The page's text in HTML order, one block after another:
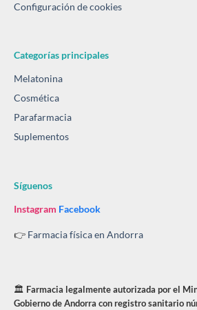
Configuración de cookies
Categorías principales
Melatonina
Cosmética
Parafarmacia
Suplementos
Síguenos
Instagram Facebook
👉 Farmacia física en Andorra
🏛️ Farmacia legalmente autorizada por el
Gobierno de Andorra con registro sanitario